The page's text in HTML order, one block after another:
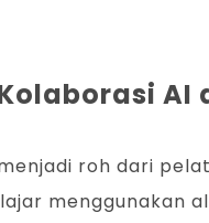
roh dari
menggunakan